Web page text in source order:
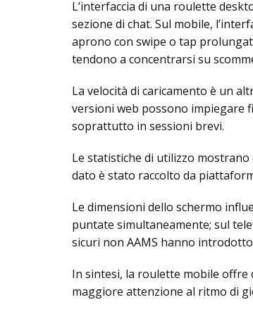
L’interfaccia di una roulette
sezione di chat. Sul mobile,
aprono con swipe o tap
tendono a concentrarsi su
La velocità di caricamento è un
versioni web possono impiegare
soprattutto in sessioni brevi.
Le statistiche di utilizzo mostrano
dato è stato raccolto da
Le dimensioni dello schermo
puntate simultaneamente; sul
sicuri non AAMS hanno
In sintesi, la roulette mobile offre
maggiore attenzione al ritmo di